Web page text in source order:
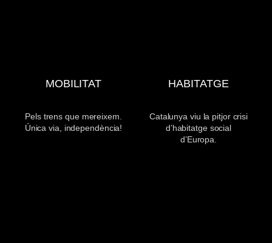
MOBILITAT
Pels trens que mereixem.
Única via, independència!
HABITATGE
Catalunya viu la pitjor crisi
d’habitatge social
d’Europa.